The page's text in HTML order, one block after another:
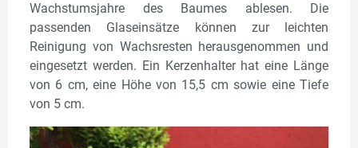
Wachstumsjahre des Baumes ablesen. Die
passenden Glaseinsätze können zur leichten
Reinigung von Wachsresten herausgenommen und
eingesetzt werden. Ein Kerzenhalter hat eine Länge
von 6 cm, eine Höhe von 15,5 cm sowie eine Tiefe
von 5 cm.